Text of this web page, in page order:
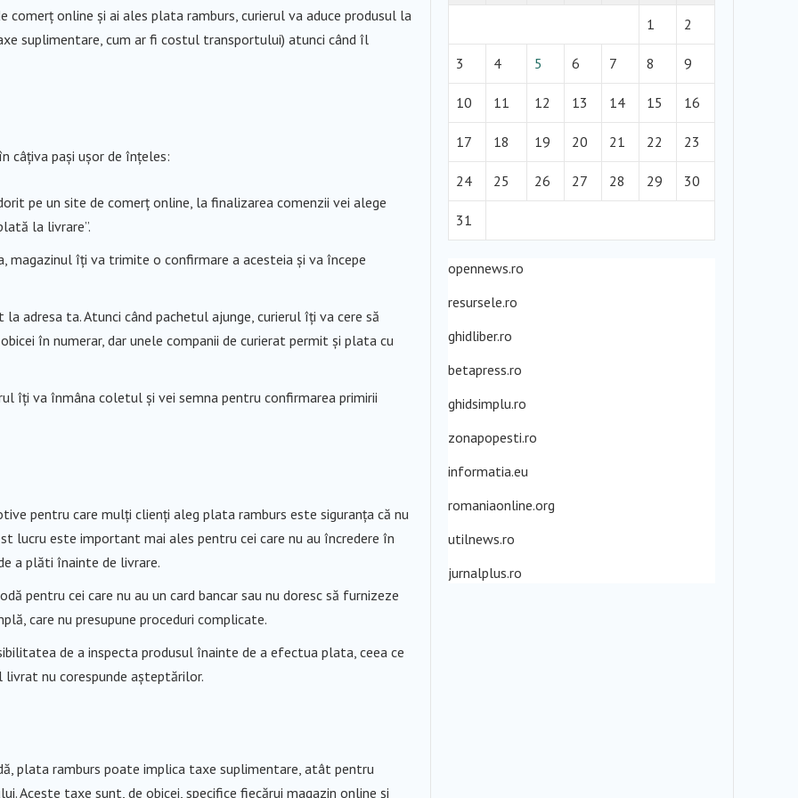
comerț online și ai ales plata ramburs, curierul va aduce produsul la
suplimentare, cum ar fi costul transportului) atunci când îl
câțiva pași ușor de înțeles:
pe un site de comerț online, la finalizarea comenzii vei alege
la livrare”.
magazinul îți va trimite o confirmare a acesteia și va începe
adresa ta. Atunci când pachetul ajunge, curierul îți va cere să
în numerar, dar unele companii de curierat permit și plata cu
îți va înmâna coletul și vei semna pentru confirmarea primirii
pentru care mulți clienți aleg plata ramburs este siguranța că nu
lucru este important mai ales pentru cei care nu au încredere în
a plăti înainte de livrare.
pentru cei care nu au un card bancar sau nu doresc să furnizeze
care nu presupune proceduri complicate.
de a inspecta produsul înainte de a efectua plata, ceea ce
livrat nu corespunde așteptărilor.
plata ramburs poate implica taxe suplimentare, atât pentru
Aceste taxe sunt, de obicei, specifice fiecărui magazin online și
1 2
3 4 5 6 7 8 9
10 11 12 13 14 15 16
17 18 19 20 21 22 23
24 25 26 27 28 29 30
31
opennews.ro
resursele.ro
ghidliber.ro
betapress.ro
ghidsimplu.ro
zonapopesti.ro
informatia.eu
romaniaonline.org
utilnews.ro
jurnalplus.ro